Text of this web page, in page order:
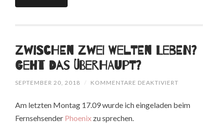
Zwischen zwei Welten leben?
Geht das überhaupt?
SEPTEMBER 20, 2018 / KOMMENTARE DEAKTIVIERT
WELTEN
Am letzten Montag 17.09 wurde ich eingeladen beim
Fernsehsender Phoenix zu sprechen.